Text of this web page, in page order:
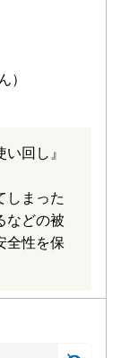
）
回し』
しまった
などの被
全性を保